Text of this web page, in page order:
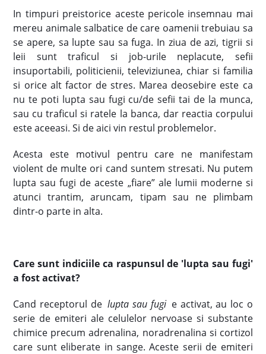
In timpuri preistorice aceste pericole insemnau mai
mereu animale salbatice de care oamenii trebuiau sa
se apere, sa lupte sau sa fuga. In ziua de azi, tigrii si
leii sunt traficul si job-urile neplacute, sefii
insuportabili, politicienii, televiziunea, chiar si familia
si orice alt factor de stres. Marea deosebire este ca
nu te poti lupta sau fugi cu/de sefii tai de la munca,
sau cu traficul si ratele la banca, dar reactia corpului
este aceeasi. Si de aici vin restul problemelor.
Acesta este motivul pentru care ne manifestam
violent de multe ori cand suntem stresati. Nu putem
lupta sau fugi de aceste „fiare” ale lumii moderne si
atunci trantim, aruncam, tipam sau ne plimbam
dintr-o parte in alta.
Care sunt indiciile ca raspunsul de 'lupta sau fugi'
a fost activat?
Cand receptorul de lupta sau fugi e activat, au loc o
serie de emiteri ale celulelor nervoase si substante
chimice precum adrenalina, noradrenalina si cortizol
care sunt eliberate in sange. Aceste serii de emiteri